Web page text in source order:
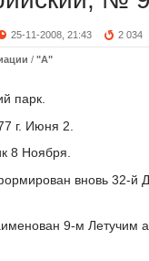
25-11-2008, 21:43 2 034
/ "А"
парк.
г. Июня 2.
8 Ноября.
вновь 32-й
9-м Летучим